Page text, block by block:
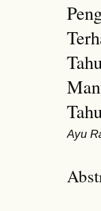
Ayu